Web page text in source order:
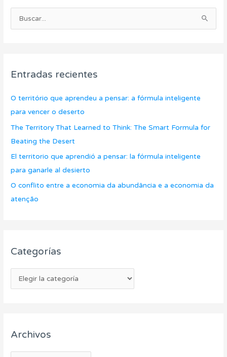
a
p
o
r
:
Entradas recientes
O território que aprendeu a pensar: a fórmula inteligente
para vencer o deserto
The Territory That Learned to Think: The Smart Formula for
Beating the Desert
El territorio que aprendió a pensar: la fórmula inteligente
para ganarle al desierto
O conflito entre a economia da abundância e a economia da
atenção
Categorías
t
í
a
s
Archivos
c
s